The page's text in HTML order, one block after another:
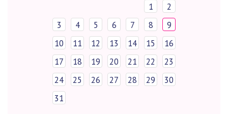
1
2
3
4 5 6 7 8
9
10
11 12 13 14 15
16
17
18 19 20 21 22
23
24
25 26 27 28 29
30
31